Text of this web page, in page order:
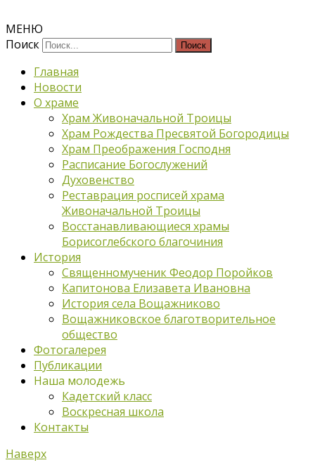
МЕНЮ
Поиск
Главная
Новости
О храме
Храм Живоначальной Троицы
Храм Рождества Пресвятой Богородицы
Храм Преображения Господня
Расписание Богослужений
Духовенство
Реставрация росписей храма
Живоначальной Троицы
Восстанавливающиеся храмы
Борисоглебского благочиния
История
Священномученик Феодор Поройков
Капитонова Елизавета Ивановна
История села Вощажниково
Вощажниковское благотворительное
общество
Фотогалерея
Публикации
Наша молодежь
Кадетский класс
Воскресная школа
Контакты
Наверх